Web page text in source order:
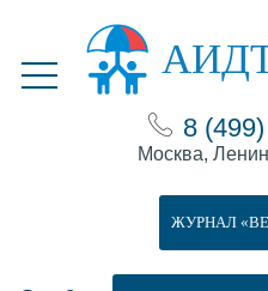
8
Москва,
ЖУРНАЛ